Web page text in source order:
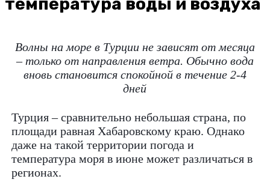
температура воды и воздуха
Волны на море в Турции не зависят от месяца
– только от направления ветра. Обычно вода
вновь становится спокойной в течение 2-4
дней
Турция – сравнительно небольшая страна, по
площади равная Хабаровскому краю. Однако
даже на такой территории погода и
температура моря в июне может различаться в
регионах.